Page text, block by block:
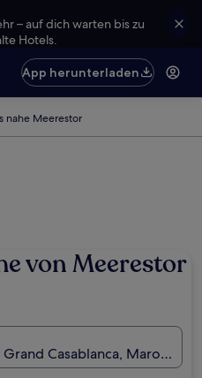
– auf dich warten bis zu
Hotels.
App herunterladen
nahe Meerestor
von Meerestor
Casablanca, Marokko